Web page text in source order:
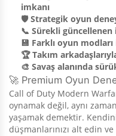
imkanı
🛡️ Strategik oyun
📞 Sürekli
💾 Farklı oyun modları
🏆 Takım
🎨 Savaş alanında
🚀 Premium Oyun
Call of Duty Modern
oynamak değil, aynı
yaşamak demektir.
düşmanlarınızı alt edin